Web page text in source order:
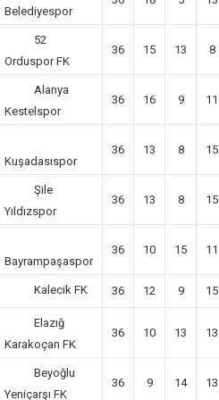
Belediyespor
52
Orduspor FK
36 15 13 8
Alanya
Kestelspor
36 16 9 11
Kuşadasıspor
36 13 8 15
Şile
Yıldızspor
36 13 8 15
Bayrampaşaspor
36 10 15 11
Kalecik FK 36 12 9 15
Elazığ
Karakoçan FK
36 10 13 13
Beyoğlu
Yeniçarşı FK
36 9 14 13